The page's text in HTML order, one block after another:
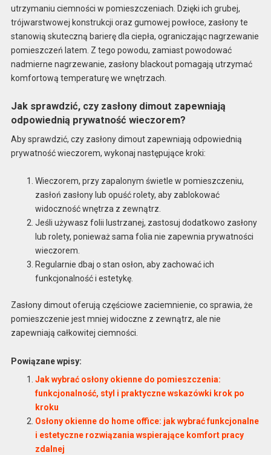
utrzymaniu ciemności w pomieszczeniach. Dzięki ich grubej,
trójwarstwowej konstrukcji oraz gumowej powłoce, zasłony te
stanowią skuteczną barierę dla ciepła, ograniczając nagrzewanie
pomieszczeń latem. Z tego powodu, zamiast powodować
nadmierne nagrzewanie, zasłony blackout pomagają utrzymać
komfortową temperaturę we wnętrzach.
Jak sprawdzić, czy zasłony dimout zapewniają
odpowiednią prywatność wieczorem?
Aby sprawdzić, czy zasłony dimout zapewniają odpowiednią
prywatność wieczorem, wykonaj następujące kroki:
Wieczorem, przy zapalonym świetle w pomieszczeniu,
zasłoń zasłony lub opuść rolety, aby zablokować
widoczność wnętrza z zewnątrz.
Jeśli używasz folii lustrzanej, zastosuj dodatkowo zasłony
lub rolety, ponieważ sama folia nie zapewnia prywatności
wieczorem.
Regularnie dbaj o stan osłon, aby zachować ich
funkcjonalność i estetykę.
Zasłony dimout oferują częściowe zaciemnienie, co sprawia, że
pomieszczenie jest mniej widoczne z zewnątrz, ale nie
zapewniają całkowitej ciemności.
Powiązane wpisy:
Jak wybrać osłony okienne do pomieszczenia:
funkcjonalność, styl i praktyczne wskazówki krok po
kroku
Osłony okienne do home office: jak wybrać funkcjonalne
i estetyczne rozwiązania wspierające komfort pracy
zdalnej